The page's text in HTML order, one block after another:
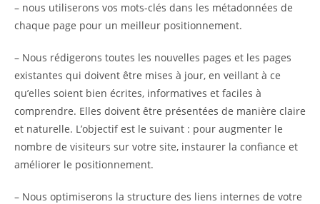
– nous utiliserons vos mots-clés dans les métadonnées de
chaque page pour un meilleur positionnement.
– Nous rédigerons toutes les nouvelles pages et les pages
existantes qui doivent être mises à jour, en veillant à ce
qu’elles soient bien écrites, informatives et faciles à
comprendre. Elles doivent être présentées de manière claire
et naturelle. L’objectif est le suivant : pour augmenter le
nombre de visiteurs sur votre site, instaurer la confiance et
améliorer le positionnement.
– Nous optimiserons la structure des liens internes de votre